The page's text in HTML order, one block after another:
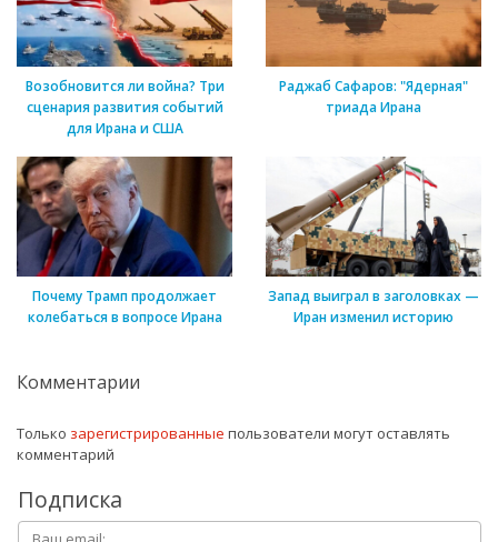
Возобновится ли война? Три
сценария развития событий
для Ирана и США
Раджаб Сафаров: "Ядерная"
триада Ирана
Почему Трамп продолжает
колебаться в вопросе Ирана
Запад выиграл в заголовках —
Иран изменил историю
Комментарии
Только зарегистрированные пользователи могут оставлять
комментарий
Подписка